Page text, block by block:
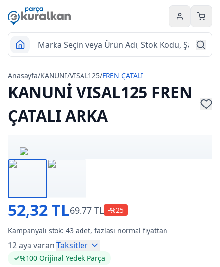
Hesabım
Anasayfa/KANUNİ/VISAL125/FREN ÇATALI
KANUNİ VISAL125 FREN
ÇATALI ARKA
52,32 TL69,77 TL -%25
Kampanyalı stok: 43 adet, fazlası normal fiyattan
12 aya varan Taksitler
%100 Orijinal Yedek Parça